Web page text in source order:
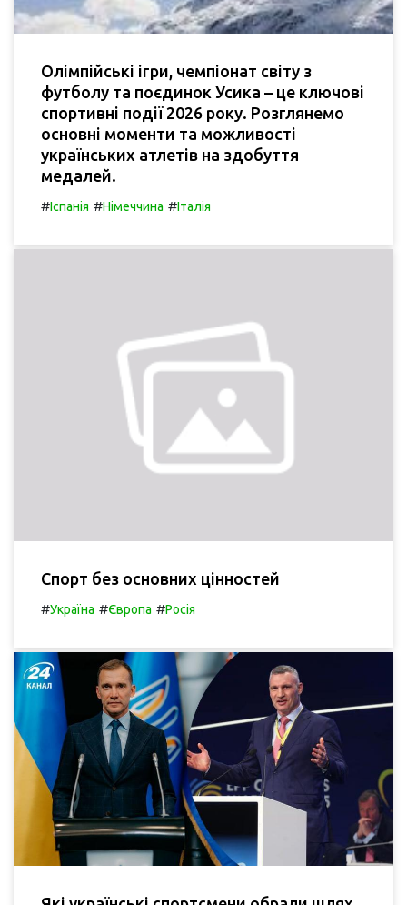
Олімпійські ігри, чемпіонат світу з
футболу та поєдинок Усика – це ключові
спортивні події 2026 року. Розглянемо
основні моменти та можливості
українських атлетів на здобуття
медалей.
#Іспанія #Німеччина #Італія
Спорт без основних цінностей
#Україна #Європа #Росія